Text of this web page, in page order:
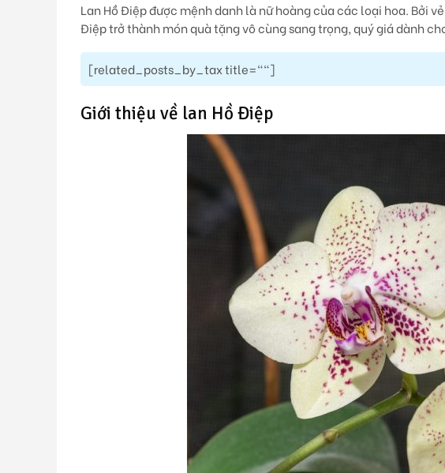
Lan Hồ Điệp được mệnh danh là nữ hoàng của các loại hoa. Bởi
Điệp trở thành món quà tặng vô cùng sang trọng, quý giá dành
[related_posts_by_tax title=""]
Giới thiệu về lan Hồ Điệp